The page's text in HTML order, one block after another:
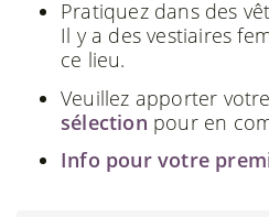
Pratiquez dans des
Il y a des vestiaires
ce lieu.
Veuillez apporter
sélection pour en
Info pour votre